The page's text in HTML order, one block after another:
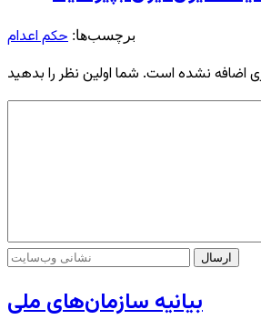
برچسب‌ها: حکم اعدام
بیانیه سازمان‌های ملی